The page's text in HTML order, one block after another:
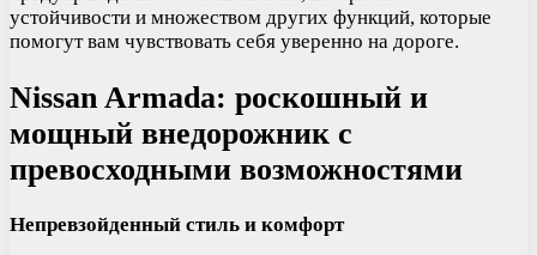
устойчивости и множеством других функций, которые
помогут вам чувствовать себя уверенно на дороге.
Nissan Armada: роскошный и
мощный внедорожник с
превосходными возможностями
Непревзойденный стиль и комфорт